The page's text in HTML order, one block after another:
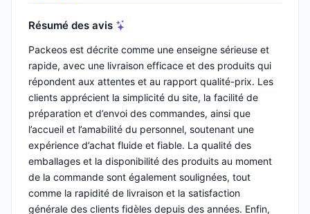
Résumé des avis
Packeos est décrite comme une enseigne sérieuse et
rapide, avec une livraison efficace et des produits qui
répondent aux attentes et au rapport qualité-prix. Les
clients apprécient la simplicité du site, la facilité de
préparation et d’envoi des commandes, ainsi que
l’accueil et l’amabilité du personnel, soutenant une
expérience d’achat fluide et fiable. La qualité des
emballages et la disponibilité des produits au moment
de la commande sont également soulignées, tout
comme la rapidité de livraison et la satisfaction
générale des clients fidèles depuis des années. Enfin,